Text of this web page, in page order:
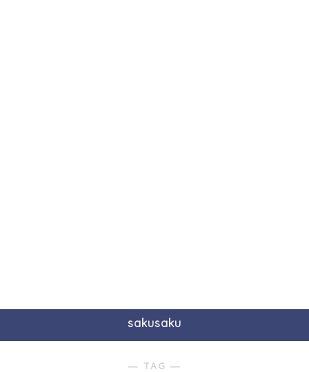
sakusaku
― TAG ―